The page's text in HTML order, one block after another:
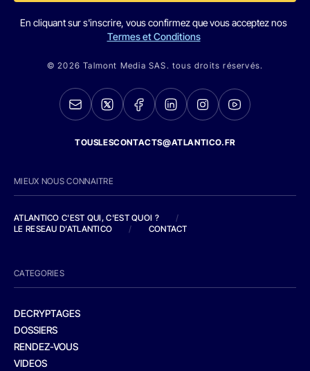
En cliquant sur s'inscrire, vous confirmez que vous acceptez nos
Termes et Conditions
© 2026 Talmont Media SAS. tous droits réservés.
TOUSLESCONTACTS@ATLANTICO.FR
MIEUX NOUS CONNAITRE
ATLANTICO C'EST QUI, C'EST QUOI ?
/
LE RESEAU D'ATLANTICO
/ CONTACT
CATEGORIES
DECRYPTAGES
DOSSIERS
RENDEZ-VOUS
VIDEOS